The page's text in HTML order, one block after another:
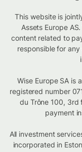
This website is
Assets Europe
content related to
responsible for
Wise Europe SA is
registered number
du Trône 100, 3rd
payment
All investment
incorporated in